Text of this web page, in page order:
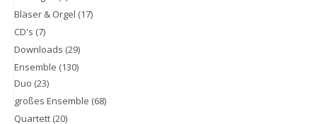
Bläser & Orgel (17)
CD's (7)
Downloads (29)
Ensemble (130)
Duo (23)
großes Ensemble (68)
Quartett (20)